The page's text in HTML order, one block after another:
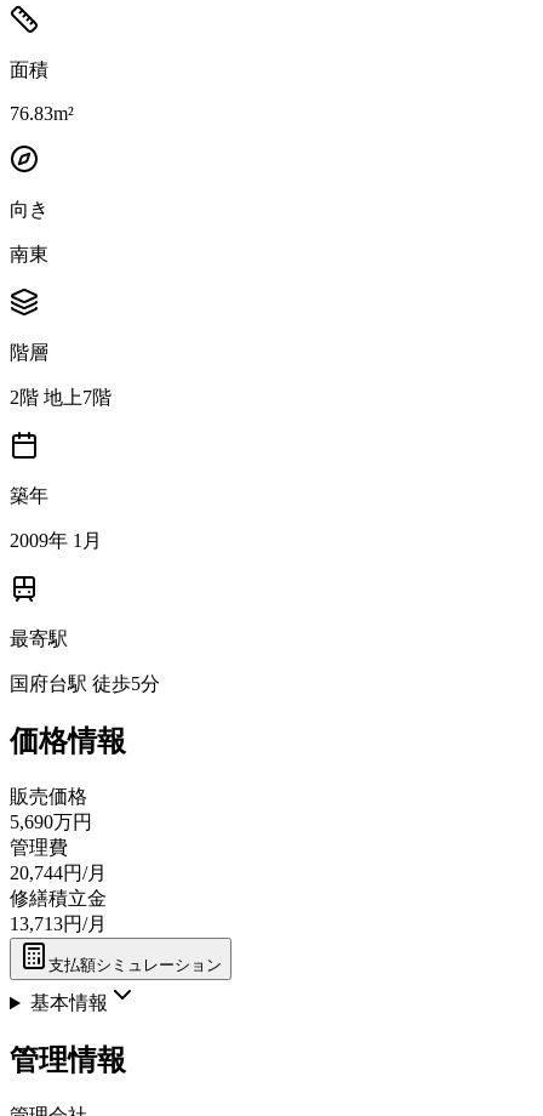
面積
76.83m²
向き
南東
階層
2階 地上7階
築年
2009年 1月
最寄駅
国府台駅 徒歩5分
価格情報
販売価格
5,690万円
管理費
20,744円/月
修繕積立金
13,713円/月
支払額シミュレーション
基本情報
管理情報